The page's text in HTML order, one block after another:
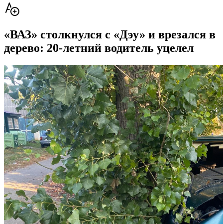
«ВАЗ» столкнулся с «Дэу» и врезался в
дерево: 20-летний водитель уцелел